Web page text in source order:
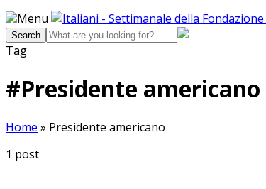
Menu
Tag
#Presidente americano
Home » Presidente americano
1 post